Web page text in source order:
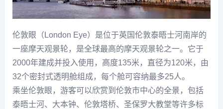
伦敦眼（London Eye）是位于英国伦敦泰晤士河南岸的
一座摩天观景轮，是全球最高的摩天观景轮之一。它于
2000年建成并投入使用，高度135米，直径为120米，由
32个密封式透明舱组成，每个舱可容纳最多25人。
乘坐伦敦眼，游客可以欣赏到伦敦市中心的全景，包括
泰晤士河、大本钟、伦敦塔桥、圣保罗大教堂等许多标